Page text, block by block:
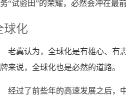
“试验田”的荣耀，必然会冲在最前
球化
老冀认为，全球化是有雄心、有
来说，全球化也是必然的道路。
经过了前些年的高速发展之后，